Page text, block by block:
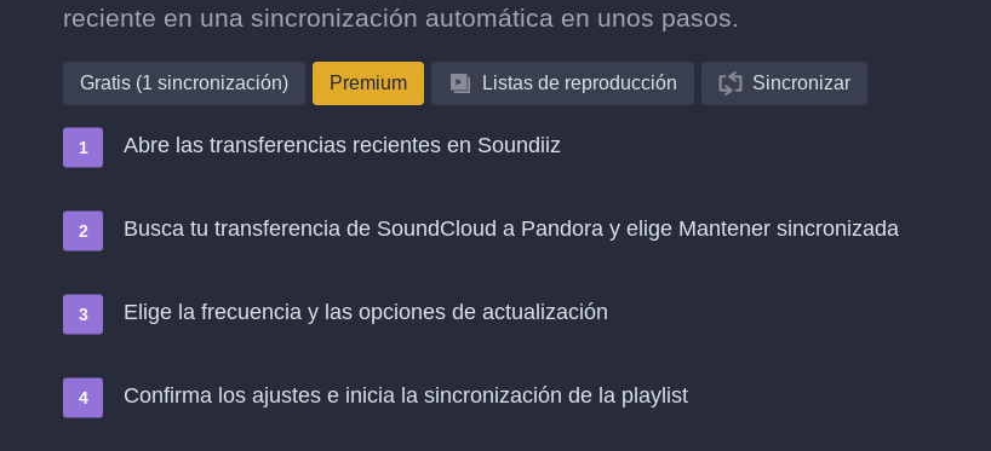
reciente en una sincronización automática en unos pasos.
Gratis (1 sincronización) Premium Listas de reproducción Sincronizar
Abre las transferencias recientes en Soundiiz
Busca tu transferencia de SoundCloud a Pandora y elige Mantener sincronizada
Elige la frecuencia y las opciones de actualización
Confirma los ajustes e inicia la sincronización de la playlist